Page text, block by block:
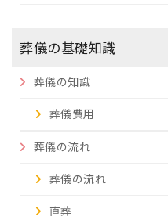
葬儀の基礎知識
葬儀の知識
葬儀費用
葬儀の流れ
葬儀の流れ
直葬